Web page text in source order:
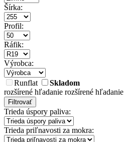
Šírka:
Profil:
Ráfik:
Výrobca:
Runflat
Skladom
rozšírené hľadanie rozšírené hľadanie
Filtrovať
Trieda úspory paliva:
Trieda priľnavosti za mokra: